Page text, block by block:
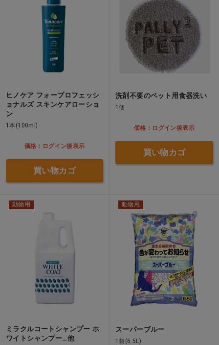
ヒノケア フォープロフェッシ
ョナルズ スキンケアローショ
ン
1本(100ml)
価格：ログイン後表示
買い物カゴ
洗剤不要のペット用食器洗い
1個
価格：ログイン後表示
買い物カゴ
動物用
ミラクルコートシャンプー ホ
ワイトシャンプー…他
動物用
スーパーブルー
1袋(6.5L)